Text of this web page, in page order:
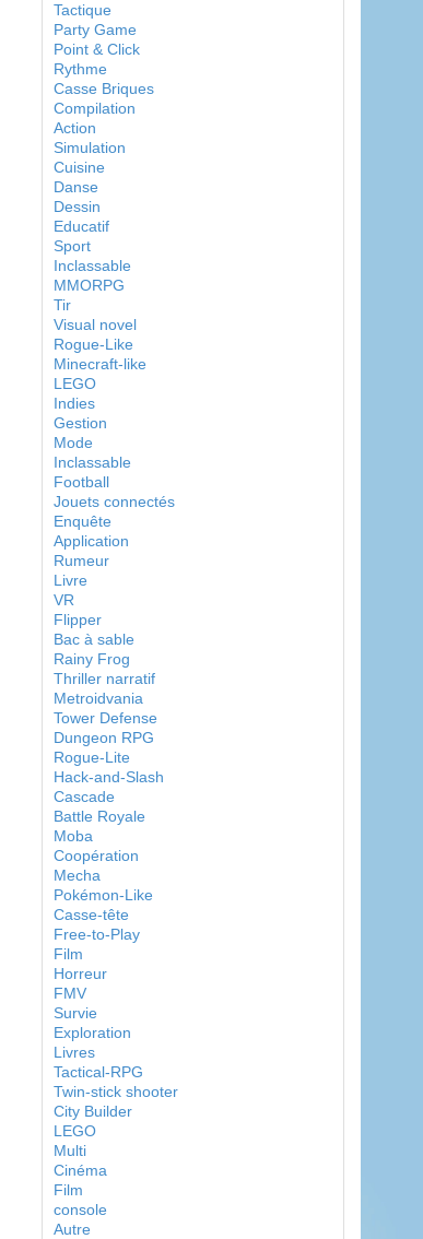
Tactique
Party Game
Point & Click
Rythme
Casse Briques
Compilation
Action
Simulation
Cuisine
Danse
Dessin
Educatif
Sport
Inclassable
MMORPG
Tir
Visual novel
Rogue-Like
Minecraft-like
LEGO
Indies
Gestion
Mode
Inclassable
Football
Jouets connectés
Enquête
Application
Rumeur
Livre
VR
Flipper
Bac à sable
Rainy Frog
Thriller narratif
Metroidvania
Tower Defense
Dungeon RPG
Rogue-Lite
Hack-and-Slash
Cascade
Battle Royale
Moba
Coopération
Mecha
Pokémon-Like
Casse-tête
Free-to-Play
Film
Horreur
FMV
Survie
Exploration
Livres
Tactical-RPG
Twin-stick shooter
City Builder
LEGO
Multi
Cinéma
Film
console
Autre